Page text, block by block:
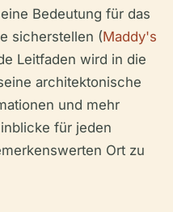
Bedeutung für das
sicherstellen (Maddy's
Leitfaden wird in die
architektonische
und mehr
für jeden
Ort zu